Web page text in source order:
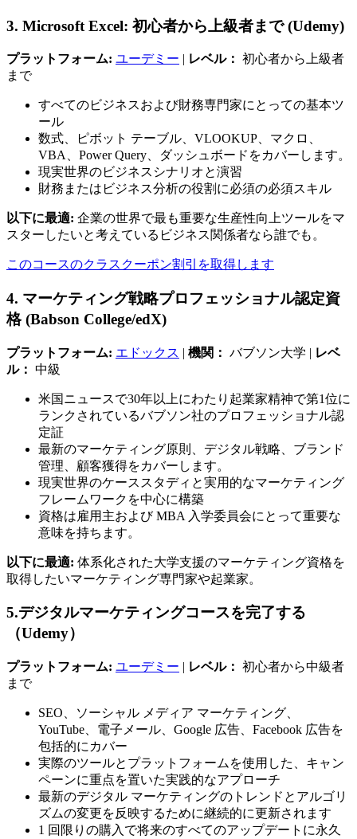
3. Microsoft Excel: 初心者から上級者まで (Udemy)
プラットフォーム: ユーデミー | レベル： 初心者から上級者
まで
すべてのビジネスおよび財務専門家にとっての基本ツ
ール
数式、ピボット テーブル、VLOOKUP、マクロ、
VBA、Power Query、ダッシュボードをカバーします。
現実世界のビジネスシナリオと演習
財務またはビジネス分析の役割に必須の必須スキル
以下に最適: 企業の世界で最も重要な生産性向上ツールをマ
スターしたいと考えているビジネス関係者なら誰でも。
このコースのクラスクーポン割引を取得します
4. マーケティング戦略プロフェッショナル認定資
格 (Babson College/edX)
プラットフォーム: エドックス | 機関： バブソン大学 | レベ
ル： 中級
米国ニュースで30年以上にわたり起業家精神で第1位に
ランクされているバブソン社のプロフェッショナル認
定証
最新のマーケティング原則、デジタル戦略、ブランド
管理、顧客獲得をカバーします。
現実世界のケーススタディと実用的なマーケティング
フレームワークを中心に構築
資格は雇用主および MBA 入学委員会にとって重要な
意味を持ちます。
以下に最適: 体系化された大学支援のマーケティング資格を
取得したいマーケティング専門家や起業家。
5.デジタルマーケティングコースを完了する
（Udemy）
プラットフォーム: ユーデミー | レベル： 初心者から中級者
まで
SEO、ソーシャル メディア マーケティング、
YouTube、電子メール、Google 広告、Facebook 広告を
包括的にカバー
実際のツールとプラットフォームを使用した、キャン
ペーンに重点を置いた実践的なアプローチ
最新のデジタル マーケティングのトレンドとアルゴリ
ズムの変更を反映するために継続的に更新されます
1 回限りの購入で将来のすべてのアップデートに永久